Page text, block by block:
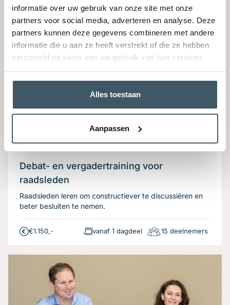
informatie over uw gebruik van onze site met onze
partners voor social media, adverteren en analyse. Deze
partners kunnen deze gegevens combineren met andere
informatie die u aan ze heeft verstrekt of die ze hebben
verzameld op basis van uw gebruik van hun services.
Alles toestaan
Aanpassen
Debat- en vergadertraining voor
raadsleden
Raadsleden leren om constructiever te discussiëren en
beter besluiten te nemen.
€1.150,- vanaf 1 dagdeel 15 deelnemers